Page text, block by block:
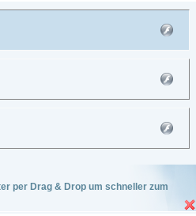
per Drag & Drop um schneller zum